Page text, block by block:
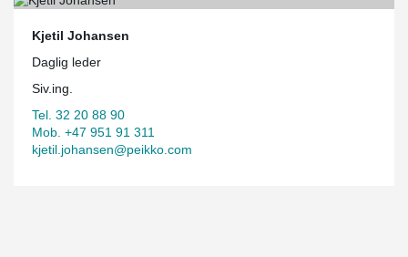
Kjetil Johansen
Daglig leder
Siv.ing.
Tel. 32 20 88 90
Mob. +47 951 91 311
kjetil.johansen@peikko.com